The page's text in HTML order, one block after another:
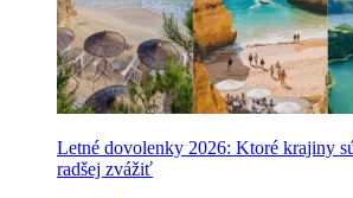
Letné dovolenky 2026: Ktoré krajiny
radšej zvážiť